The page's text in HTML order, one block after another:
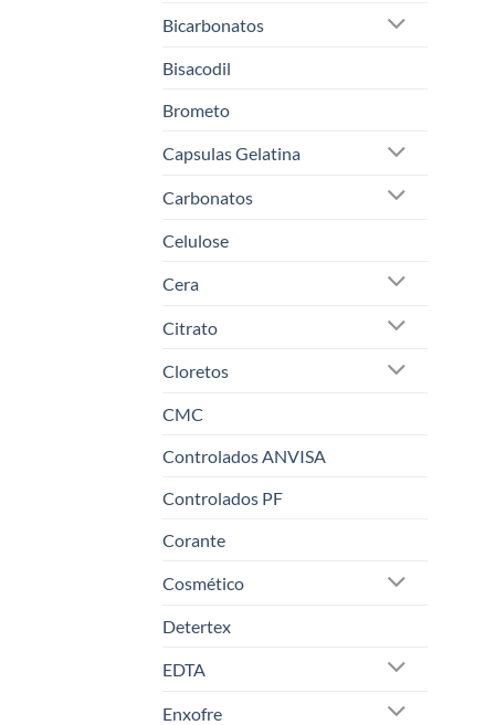
Bicarbonatos
Bisacodil
Brometo
Capsulas Gelatina
Carbonatos
Celulose
Cera
Citrato
Cloretos
CMC
Controlados ANVISA
Controlados PF
Corante
Cosmético
Detertex
EDTA
Enxofre